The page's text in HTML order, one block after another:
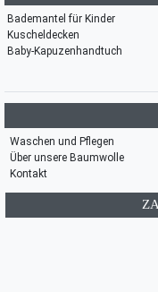
Bademantel für Kinder
Kuscheldecken
Baby-Kapuzenhandtuch
Waschen und Pflegen
Über unsere Baumwolle
Kontakt